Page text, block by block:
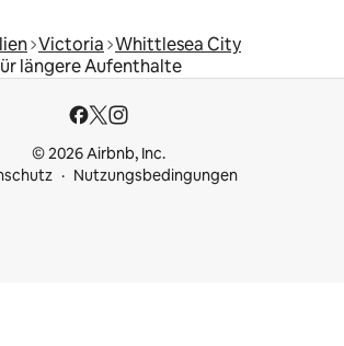
Victoria Whittlesea City
längere Aufenthalte
© 2026 Airbnb, Inc.
Nutzungsbedingungen